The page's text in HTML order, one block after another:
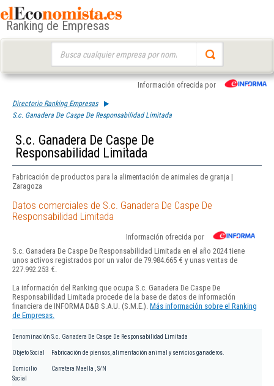
Ranking de Empresas
Información ofrecida por
Directorio Ranking Empresas
S.c. Ganadera De Caspe De Responsabilidad Limitada
S.c. Ganadera De Caspe De
Responsabilidad Limitada
Fabricación de productos para la alimentación de animales de granja |
Zaragoza
Datos comerciales de S.c. Ganadera De Caspe De
Responsabilidad Limitada
Información ofrecida por
S.c. Ganadera De Caspe De Responsabilidad Limitada en el año 2024 tiene
unos activos registrados por un valor de 79.984.665 € y unas ventas de
227.992.253 €.
La información del Ranking que ocupa S.c. Ganadera De Caspe De
Responsabilidad Limitada procede de la base de datos de información
financiera de INFORMA D&B S.A.U. (S.M.E.). Más información sobre el Ranking
de Empresas.
Denominación S.c. Ganadera De Caspe De Responsabilidad Limitada
Objeto Social Fabricación de piensos, alimentación animal y servicios ganaderos.
Domicilio
Social
Carretera Maella , S/N